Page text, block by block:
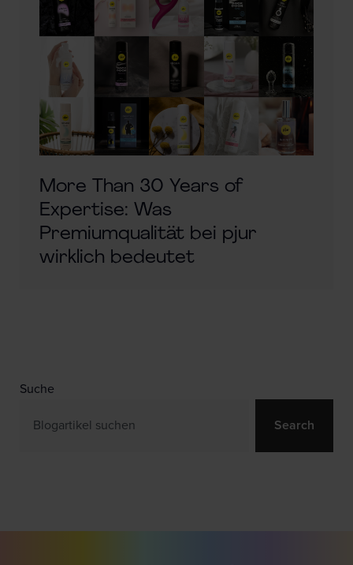
More Than 30 Years of
Expertise: Was
Premiumqualität bei pjur
wirklich bedeutet
Suche
Search